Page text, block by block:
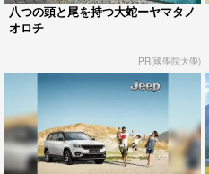
八つの頭と尾を持つ大蛇ーヤマタノ
オロチ
PR(國學院大學)